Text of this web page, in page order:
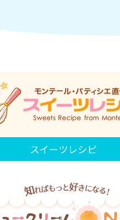
スイーツレシピ